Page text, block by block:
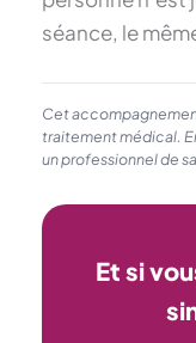
séance, le
Cet
traitement médical.
un professionnel de
Et si